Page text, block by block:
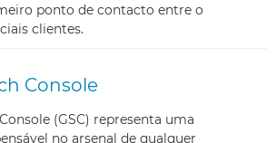
ponto de contacto entre o
clientes.
Console
(GSC) representa uma
no arsenal de qualquer